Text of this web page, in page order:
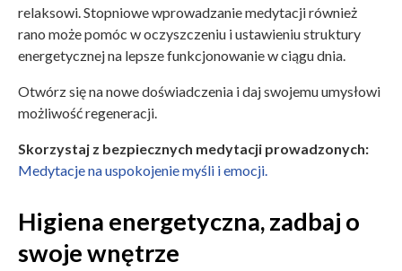
relaksowi. Stopniowe wprowadzanie medytacji również
rano może pomóc w oczyszczeniu i ustawieniu struktury
energetycznej na lepsze funkcjonowanie w ciągu dnia.
Otwórz się na nowe doświadczenia i daj swojemu umysłowi
możliwość regeneracji.
Skorzystaj z bezpiecznych medytacji prowadzonych:
Medytacje na uspokojenie myśli i emocji.
Higiena energetyczna, zadbaj o
swoje wnętrze